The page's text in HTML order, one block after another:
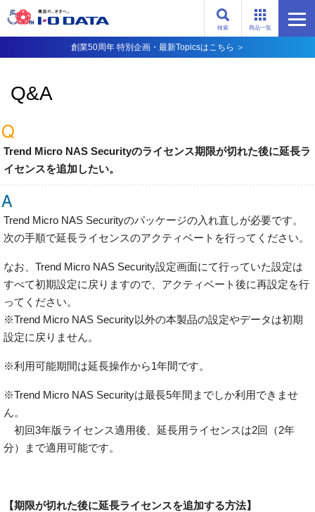
商品一覧
検索
創業50周年 特別企画・最新Topicsはこちら ＞
Q&A
Trend Micro NAS Securityのライセンス期限が切れた後に延長ラ
イセンスを追加したい。
Trend Micro NAS Securityのパッケージの入れ直しが必要です。
次の手順で延長ライセンスのアクティベートを行ってください。
なお、Trend Micro NAS Security設定画面にて行っていた設定は
すべて初期設定に戻りますので、アクティベート後に再設定を行
ってください。
※Trend Micro NAS Security以外の本製品の設定やデータは初期
設定に戻りません。
※利用可能期間は延長操作から1年間です。
※Trend Micro NAS Securityは最長5年間までしか利用できませ
ん。
初回3年版ライセンス適用後、延長用ライセンスは2回（2年
分）まで適用可能です。
【期限が切れた後に延長ライセンスを追加する方法】